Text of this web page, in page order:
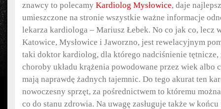
znawcy to polecamy Kardiolog Mysłowice, daje
umieszczone na stronie wszystkie ważne informacje
lekarza kardiologa – Mariusz Łebek. No co jak co, lecz
Katowice, Mysłowice i Jaworzno, jest rewelacyjnym
taki doktor kardiolog, dla którego nadciśnienie tętnicze,
choroby układu krążenia powodowane przez wiek albo
mają naprawdę żadnych tajemnic. Do tego akurat ten
nowoczesny sprzęt, za pośrednictwem to któremu
co do stanu zdrowia. Na uwagę zasługuje także w